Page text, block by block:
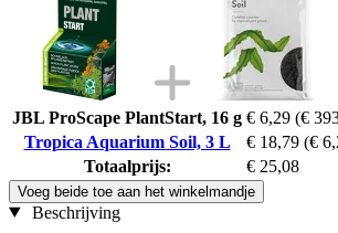
JBL ProScape PlantStart, 16 g € 6,29 (€
Tropica Aquarium Soil, 3 L
€ 18,79 (€
Totaalprijs:
€ 25,08
Voeg beide toe aan het winkelmandje
Beschrijving